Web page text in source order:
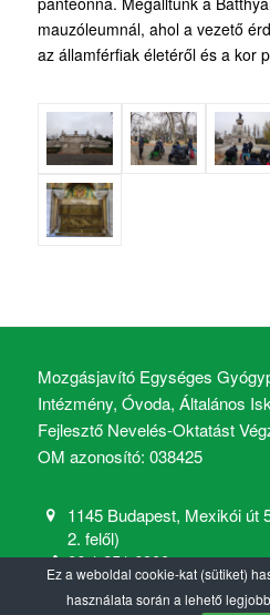
mauzóleumnál, ahol a vezető
az államférfiak életéről és a kor
Mozgásjavító Egységes
Intézmény, Óvoda, Általános
Fejlesztő Nevelés-Oktatást
OM azonosító: 038425
1145 Budapest, Mexikói út
2. felől)
06 1 251 6900
Ez a weboldal cookie-kat (sütiket)
használata során a lehető